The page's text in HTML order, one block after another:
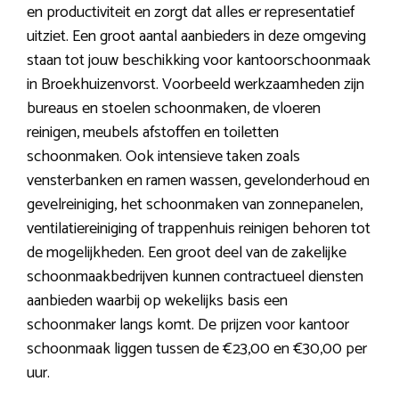
en productiviteit en zorgt dat alles er representatief
uitziet. Een groot aantal aanbieders in deze omgeving
staan tot jouw beschikking voor kantoorschoonmaak
in Broekhuizenvorst. Voorbeeld werkzaamheden zijn
bureaus en stoelen schoonmaken, de vloeren
reinigen, meubels afstoffen en toiletten
schoonmaken. Ook intensieve taken zoals
vensterbanken en ramen wassen, gevelonderhoud en
gevelreiniging, het schoonmaken van zonnepanelen,
ventilatiereiniging of trappenhuis reinigen behoren tot
de mogelijkheden. Een groot deel van de zakelijke
schoonmaakbedrijven kunnen contractueel diensten
aanbieden waarbij op wekelijks basis een
schoonmaker langs komt. De prijzen voor kantoor
schoonmaak liggen tussen de €23,00 en €30,00 per
uur.